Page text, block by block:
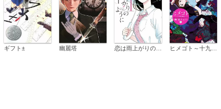
ギフト± 幽麗塔 恋は雨上がりのように ヒメゴト～十九歳の制服～